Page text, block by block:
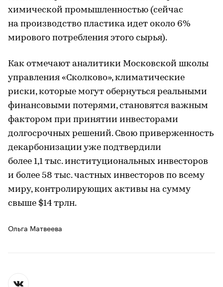
химической промышленностью (сейчас
на производство пластика идет около 6%
мирового потребления этого сырья).
Как отмечают аналитики Московской школы
управления «Сколково», климатические
риски, которые могут обернуться реальными
финансовыми потерями, становятся важным
фактором при принятии инвесторами
долгосрочных решений. Свою приверженность
декарбонизации уже подтвердили
более 1,1 тыс. институциональных инвесторов
и более 58 тыс. частных инвесторов по всему
миру, контролирующих активы на сумму
свыше $14 трлн.
Ольга Матвеева